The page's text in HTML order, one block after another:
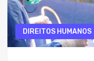
DIREITOS HUMANOS